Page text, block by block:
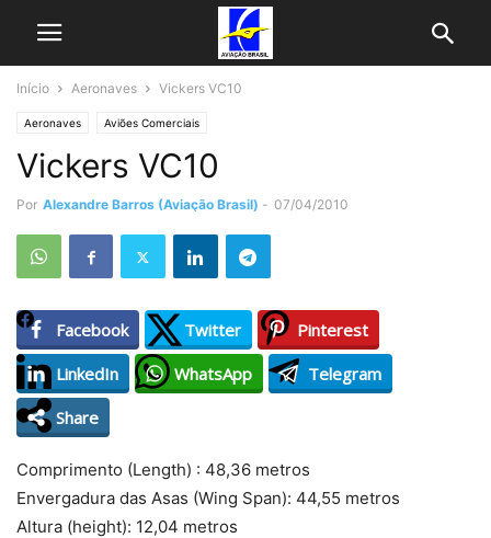
Início Aeronaves Vickers VC10
Aeronaves Aviões Comerciais
Vickers VC10
Por Alexandre Barros (Aviação Brasil) - 07/04/2010
Facebook Twitter
Pinterest
LinkedIn
WhatsApp
Telegram
Share
Comprimento (Length) : 48,36 metros
Envergadura das Asas (Wing Span): 44,55 metros
Altura (height): 12,04 metros